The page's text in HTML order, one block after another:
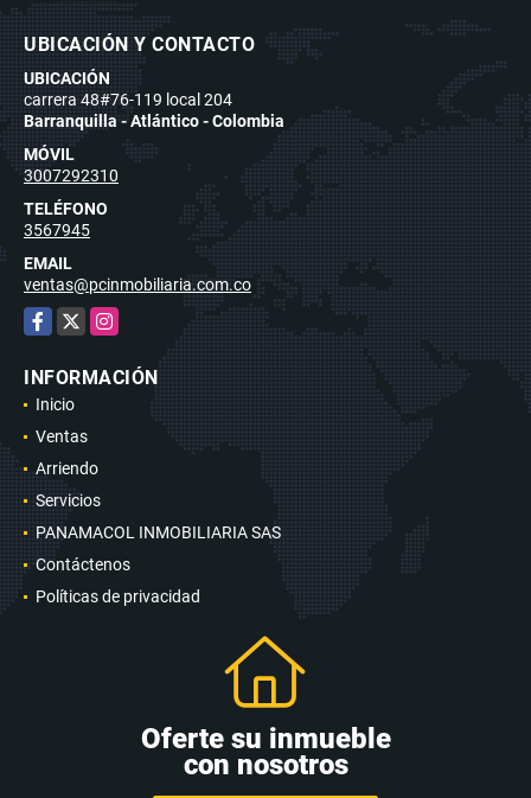
UBICACIÓN Y CONTACTO
UBICACIÓN
carrera 48#76-119 local 204
Barranquilla - Atlántico - Colombia
MÓVIL
3007292310
TELÉFONO
3567945
EMAIL
ventas@pcinmobiliaria.com.co
Facebook
X Instagram
INFORMACIÓN
Inicio
Ventas
Arriendo
Servicios
PANAMACOL INMOBILIARIA SAS
Contáctenos
Políticas de privacidad
Oferte su inmueble
con nosotros